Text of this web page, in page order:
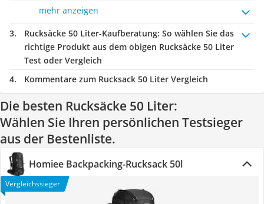
mehr anzeigen
Rucksäcke 50 Liter-Kaufberatung: So wählen Sie das
richtige Produkt aus dem obigen Rucksäcke 50 Liter
Test oder Vergleich
Kommentare zum Rucksack 50 Liter Vergleich
Die besten Rucksäcke 50 Liter:
Wählen Sie Ihren persönlichen Testsieger
aus der Bestenliste.
Homiee Backpacking-Rucksack 50l
Vergleichssieger